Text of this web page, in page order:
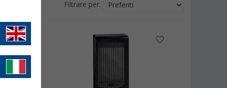
Filtrare per: